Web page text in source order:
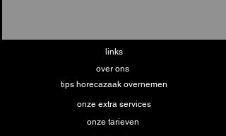
links
over ons
tips horecazaak overnemen
onze extra services
onze tarieven